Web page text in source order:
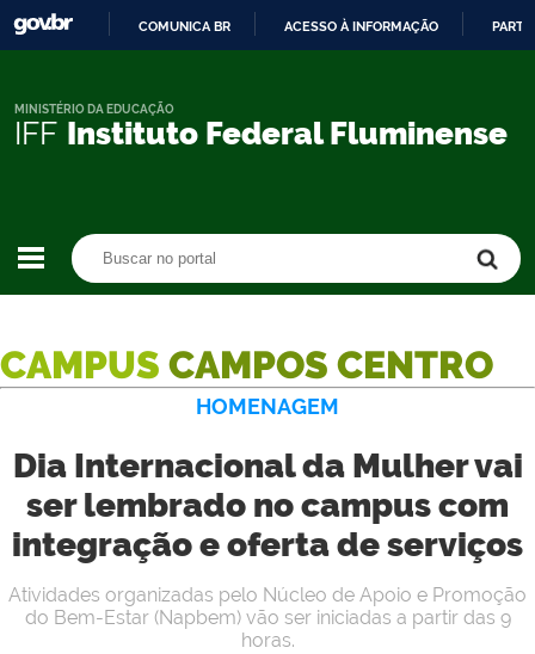
CONTEÚDO
COMUNICA BR ACESSO À INFORMAÇÃO
IFF Instituto Federal Fluminense
MINISTÉRIO DA EDUCAÇÃO
CAMPUS CAMPOS CENTRO
HOMENAGEM
Dia Internacional da Mulher vai
ser lembrado no campus com
integração e oferta de serviços
Atividades organizadas pelo Núcleo de Apoio e Promoção
do Bem-Estar (Napbem) vão ser iniciadas a partir das 9
horas.